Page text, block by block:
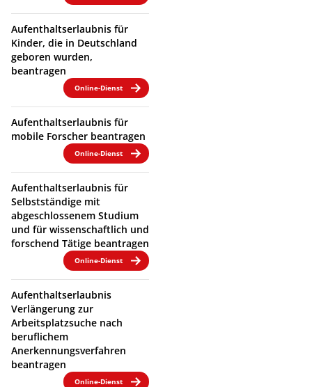
Aufenthaltserlaubnis für
Kinder, die in Deutschland
geboren wurden,
beantragen
Online-Dienst
Aufenthaltserlaubnis für
mobile Forscher beantragen
Online-Dienst
Aufenthaltserlaubnis für
Selbstständige mit
abgeschlossenem Studium
und für wissenschaftlich und
forschend Tätige beantragen
Online-Dienst
Aufenthaltserlaubnis
Verlängerung zur
Arbeitsplatzsuche nach
beruflichem
Anerkennungsverfahren
beantragen
Online-Dienst